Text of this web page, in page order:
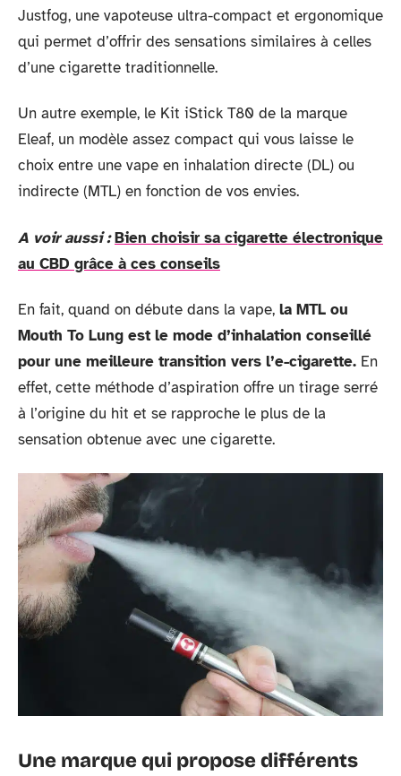
Justfog, une vapoteuse ultra-compact et ergonomique
qui permet d’offrir des sensations similaires à celles
d’une cigarette traditionnelle.
Un autre exemple, le Kit iStick T80 de la marque
Eleaf, un modèle assez compact qui vous laisse le
choix entre une vape en inhalation directe (DL) ou
indirecte (MTL) en fonction de vos envies.
A voir aussi : Bien choisir sa cigarette électronique
au CBD grâce à ces conseils
En fait, quand on débute dans la vape, la MTL ou
Mouth To Lung est le mode d’inhalation conseillé
pour une meilleure transition vers l’e-cigarette. En
effet, cette méthode d’aspiration offre un tirage serré
à l’origine du hit et se rapproche le plus de la
sensation obtenue avec une cigarette.
Une marque qui propose différents